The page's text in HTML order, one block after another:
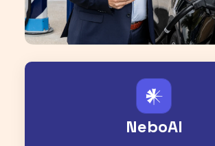
𒀭
NeboAI